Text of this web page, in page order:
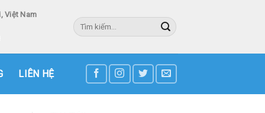
Việt Nam
Tìm
kiếm:
LIÊN HỆ